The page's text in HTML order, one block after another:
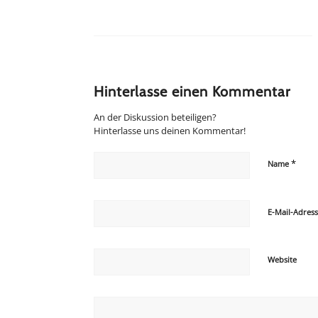
Hinterlasse einen Kommentar
An der Diskussion beteiligen?
Hinterlasse uns deinen Kommentar!
Name *
E-Mail-
Website